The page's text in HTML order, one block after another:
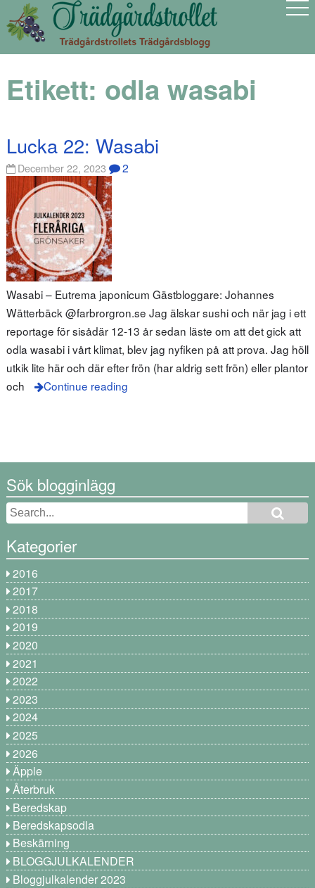
Etikett: odla wasabi
Lucka 22: Wasabi
December 22, 2023 2
Wasabi – Eutrema japonicum Gästbloggare: Johannes
Wätterbäck @farbrorgron.se Jag älskar sushi och när jag i ett
reportage för sisådär 12-13 år sedan läste om att det gick att
odla wasabi i vårt klimat, blev jag nyfiken på att prova. Jag höll
utkik lite här och där efter frön (har aldrig sett frön) eller plantor
och
Continue reading
Sök blogginlägg
Kategorier
2016
2017
2018
2019
2020
2021
2022
2023
2024
2025
2026
Äpple
Återbruk
Beredskap
Beredskapsodla
Beskärning
BLOGGJULKALENDER
Bloggjulkalender 2023